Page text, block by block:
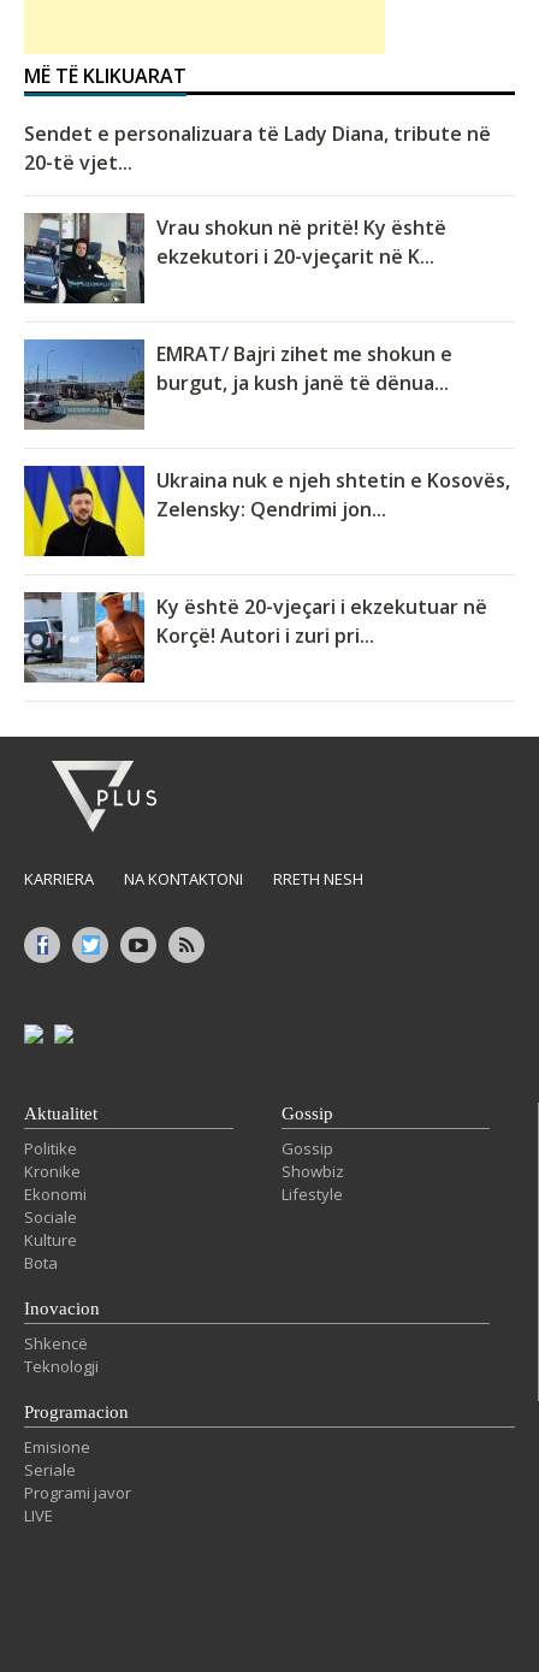
MË TË KLIKUARAT
Sendet e personalizuara të Lady Diana, tribute në
20-të vjet...
Vrau shokun në pritë! Ky është
ekzekutori i 20-vjeçarit në K...
EMRAT/ Bajri zihet me shokun e
burgut, ja kush janë të dënua...
Ukraina nuk e njeh shtetin e Kosovës,
Zelensky: Qendrimi jon...
Ky është 20-vjeçari i ekzekutuar në
Korçë! Autori i zuri pri...
KARRIERA NA KONTAKTONI RRETH NESH
Aktualitet
Politike
Kronike
Ekonomi
Sociale
Kulture
Bota
Gossip
Gossip
Showbiz
Lifestyle
Inovacion
Shkencë
Teknologji
Programacion
Emisione
Seriale
Programi javor
LIVE